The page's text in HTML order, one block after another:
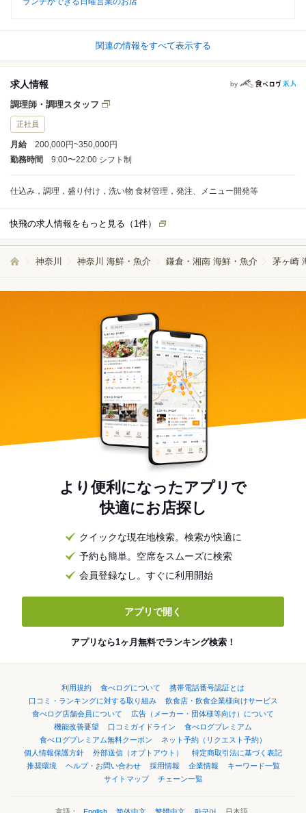
関連の情報をすべて表示する
求人情報 by
調理師・調理スタッフ
正社員
月給
200,000円~350,000円
勤務時間
9:00〜22:00 シフト制
仕込み，調理，盛り付け，洗い物 食材管理，発注、メニュー開発等
快飛の求人情報をもっと見る（ 1件）
神奈川 神奈川 海鮮・魚介 鎌倉・湘南 海鮮・魚介 茅ヶ崎
より便利になったアプリで
快適にお店探し
クイックな現在地検索。検索が快適に
予約も簡単。空席をスムーズに検索
会員登録なし。すぐに利用開始
アプリで開く
アプリなら1ヶ月無料でランキング検索！
利用規約 食べログについて
携帯電話番号認証とは
口コミ・ランキングに対する取り組み
飲食店・飲食企業様向けサービス
食べログ店舗会員について
広告（メーカー・団体様等向け）について
機能改善要望
口コミガイドライン
食べログプレミアム
食べログプレミアム無料クーポン
ネット予約（リクエスト予約）
個人情報保護方針
外部送信（オプトアウト）
特定商取引法に基づく表記
推奨環境
ヘルプ・お問い合わせ 採用情報 企業情報
キーワード一覧
サイトマップ
チェーン一覧